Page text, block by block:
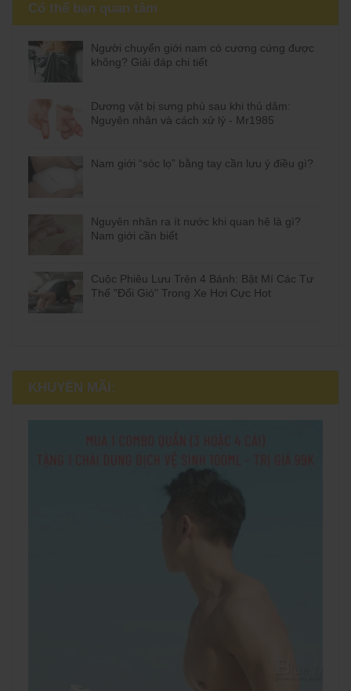
Có thể bạn quan tâm
Người chuyển giới nam có cương cứng được
không? Giải đáp chi tiết
Dương vật bị sưng phù sau khi thủ dâm:
Nguyên nhân và cách xử lý - Mr1985
Nam giới “sóc lọ” bằng tay cần lưu ý điều gì?
Nguyên nhân ra ít nước khi quan hệ là gì?
Nam giới cần biết
Cuộc Phiêu Lưu Trên 4 Bánh: Bật Mí Các Tư
Thế "Đổi Gió" Trong Xe Hơi Cực Hot
KHUYẾN MÃI: